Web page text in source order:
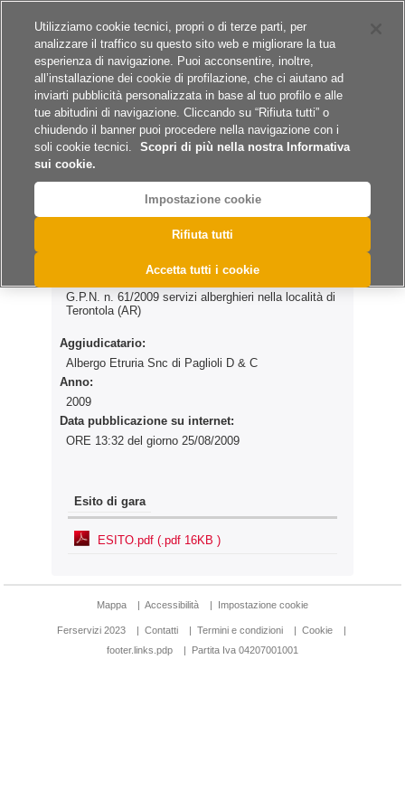
A
Servizi> G.P.N. n. 61/2009
G.P.N. n. 61/2009
G.P.N. n. 61/2009 servizi alberghieri nella località di
Terontola (AR)
Aggiudicatario:
Albergo Etruria Snc di Paglioli D & C
Anno:
2009
Data pubblicazione su internet:
ORE 13:32 del giorno 25/08/2009
Esito di gara
ESITO.pdf (.pdf 16KB )
Mappa | Accessibilità | Impostazione cookie
Ferservizi 2023 | Contatti | Termini e condizioni | Cookie
|
footer.links.pdp
| Partita Iva 04207001001
Utilizziamo cookie tecnici, propri o di terze parti, per
analizzare il traffico su questo sito web e migliorare la tua
esperienza di navigazione. Puoi acconsentire, inoltre,
all’installazione dei cookie di profilazione, che ci aiutano ad
inviarti pubblicità personalizzata in base al tuo profilo e alle
tue abitudini di navigazione. Cliccando su “Rifiuta tutti” o
chiudendo il banner puoi procedere nella navigazione con i
soli cookie tecnici.
Scopri di più nella nostra Informativa
sui cookie.
Impostazione cookie
Rifiuta tutti
Accetta tutti i cookie